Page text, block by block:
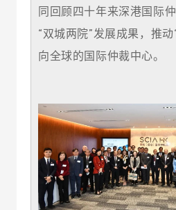
同回顾四十年来深港国际
“双城两院”发展成果，推
向全球的国际仲裁中心。